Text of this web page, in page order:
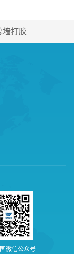
墙打胶
国微信公众号